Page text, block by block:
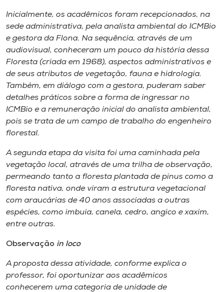
Museu
Unoesc
Store
Selecione
A-
Inicialmente, os acadêmicos foram recepcionados, na
sede administrativa, pela analista ambiental do ICMBio
e gestora da Flona. Na sequência, através de um
audiovisual, conheceram um pouco da história dessa
Floresta (criada em 1968), aspectos administrativos e
de seus atributos de vegetação, fauna e hidrologia.
Também, em diálogo com a gestora, puderam saber
detalhes práticos sobre a forma de ingressar no
ICMBio e a remuneração inicial do analista ambiental,
pois se trata de um campo de trabalho do engenheiro
florestal.
A segunda etapa da visita foi uma caminhada pela
vegetação local, através de uma trilha de observação,
permeando tanto a floresta plantada de pinus como a
floresta nativa, onde viram a estrutura vegetacional
com araucárias de 40 anos associadas a outras
espécies, como imbuia, canela, cedro, angico e xaxim,
entre outras.
Observação in loco
A proposta dessa atividade, conforme explica o
professor, foi oportunizar aos acadêmicos
conhecerem uma categoria de unidade de